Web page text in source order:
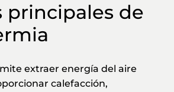
principales de
extraer energía del aire
calefacción,